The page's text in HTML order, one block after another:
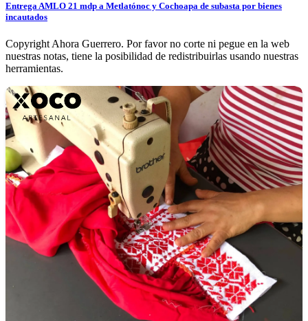
Entrega AMLO 21 mdp a Metlatónoc y Cochoapa de subasta por bienes
incautados
Copyright Ahora Guerrero. Por favor no corte ni pegue en la web
nuestras notas, tiene la posibilidad de redistribuirlas usando nuestras
herramientas.